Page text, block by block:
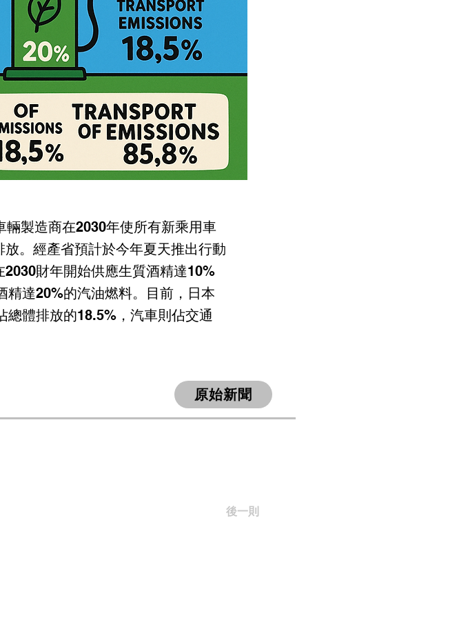
製造商在2030年使所有新乘用車
。經產省預計於今年夏天推出行動
財年開始供應生質酒精達10%
精達20%的汽油燃料。目前，日本
總體排放的18.5%，汽車則佔交通
原始新聞
後一則